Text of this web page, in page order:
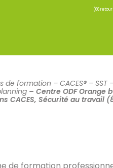
(66
de formation – CACES® – SST
– Centre ODF Orange
CACES, Sécurité au travail